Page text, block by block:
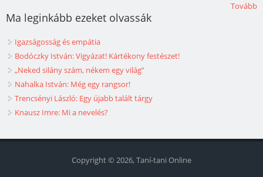
Tovább
Ma leginkább ezeket olvassák
Igazságosság és empátia
Bodóczky István: Vigyázat! Kártékony festészet!
„Neked silány szám, nékem egy világ”
Nahalka István: Még egy rangsor!
Trencsényi László: Egy újabb talált tárgy
Knausz Imre: Mi a nevelés?
Copyright © 2026, Taní-tani Online